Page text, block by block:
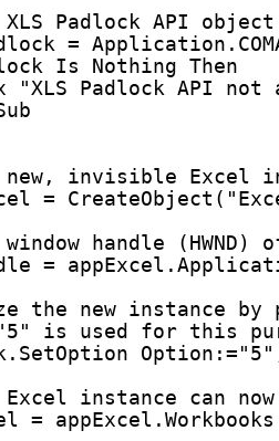
Padlock API
= Application .
Is Nothing Then
"XLS Padlock API
invisible Excel
= CreateObject ( "
handle
= appExcel.
the new instance by
is used for this
Option:= " 5 "
Excel instance can
=